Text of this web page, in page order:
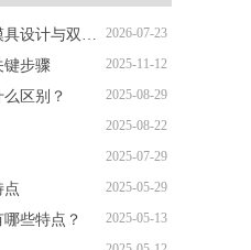
2026-07-23
深圳塑胶模具厂：2026新能源汽车智能座舱模具设计与双色注塑加工解析
2025-11-12
键步骤
2025-08-29
区别？
2025-08-22
2025-07-29
2025-05-29
点
2025-05-13
些特点？